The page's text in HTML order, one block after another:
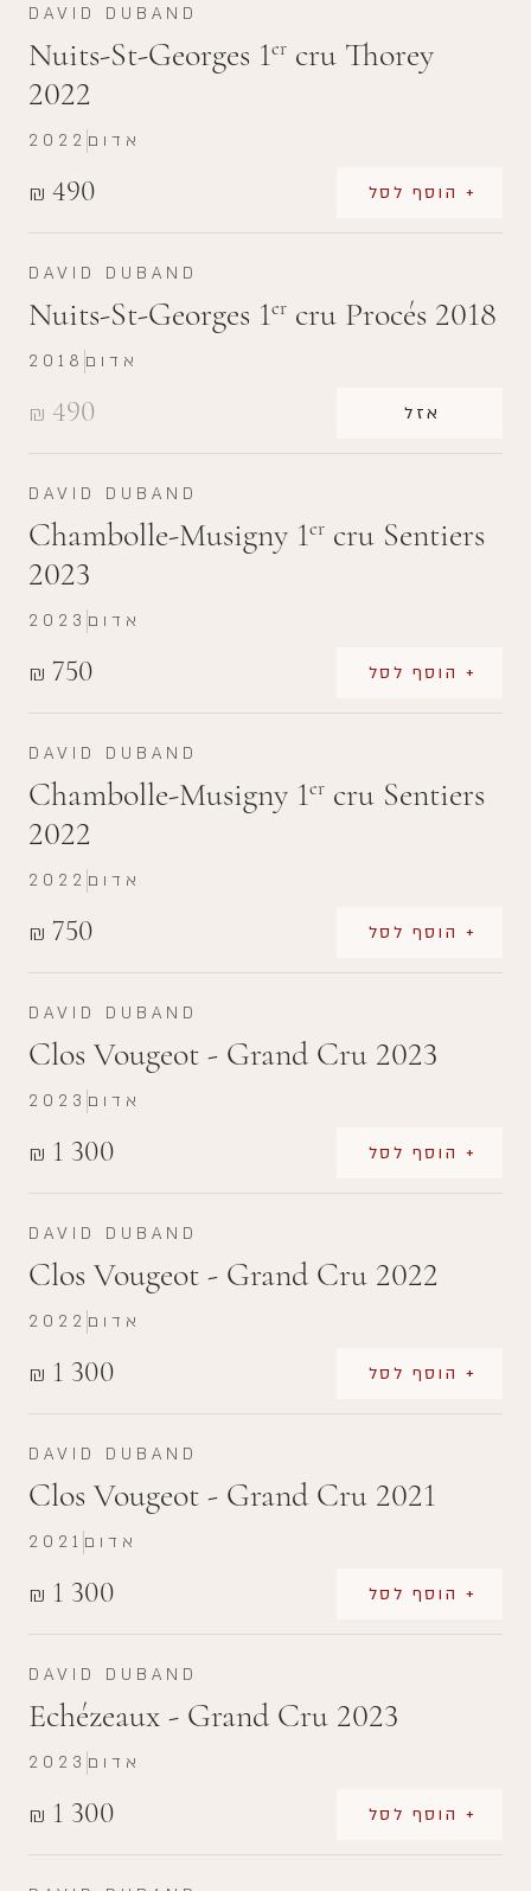
DAVID DUBAND
Nuits-St-Georges 1er cru Thorey
2022
₪ 490 + הוסף לסל
2022 אדום
DAVID DUBAND
Nuits-St-Georges 1er cru Procés 2018
₪ 490 אזל
2018 אדום
DAVID DUBAND
Chambolle-Musigny 1er cru Sentiers
2023
₪ 750 + הוסף לסל
2023 אדום
DAVID DUBAND
Chambolle-Musigny 1er cru Sentiers
2022
₪ 750 + הוסף לסל
2022 אדום
DAVID DUBAND
Clos Vougeot - Grand Cru 2023
₪ 1 300 + הוסף לסל
2023 אדום
DAVID DUBAND
Clos Vougeot - Grand Cru 2022
₪ 1 300 + הוסף לסל
2022 אדום
DAVID DUBAND
Clos Vougeot - Grand Cru 2021
₪ 1 300 + הוסף לסל
2021 אדום
DAVID DUBAND
Echézeaux - Grand Cru 2023
₪ 1 300 + הוסף לסל
2023 אדום